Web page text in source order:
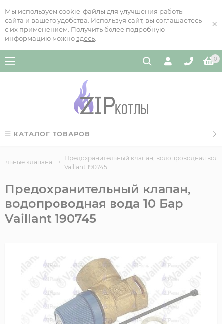
Мы используем cookie-файлы для улучшения работы
сайта и вашего удобства. Используя сайт, вы соглашаетесь
с их применением. Получить более подробную
информацию можно здесь
×
0
КАТАЛОГ ТОВАРОВ
клапана
Предохранительный клапан, водопроводная
Vaillant 190745
Предохранительный клапан,
водопроводная вода 10 Бар
Vaillant 190745